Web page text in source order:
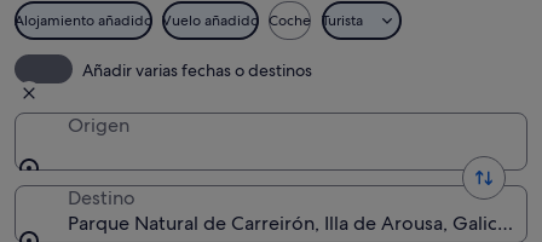
Alojamiento añadido Vuelo añadido Coche Turista
Añadir varias fechas o destinos
Origen
Destino
Parque Natural de Carreirón, Illa de Arousa, Galicia,